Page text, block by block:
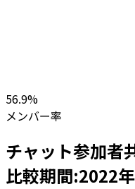
56.9%
メンバー率
チャット参加者
比較期間:2022